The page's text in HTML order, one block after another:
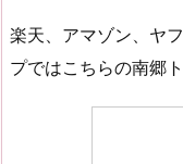
楽天、アマゾン、ヤ
プではこちらの南郷